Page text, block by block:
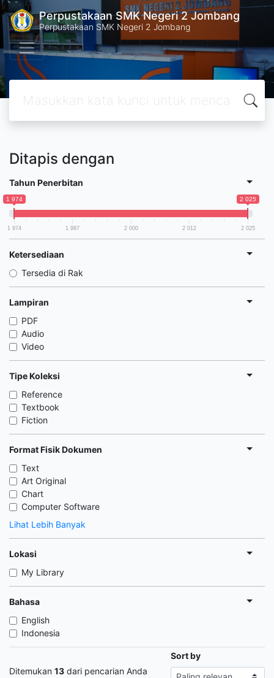
Perpustakaan SMK Negeri 2 Jombang
Perpustakaan SMK Negeri 2 Jombang
Ditapis dengan
Tahun Penerbitan
1 974 2 025
1 974 1 987 2 000 2 012 2 025
Ketersediaan
Tersedia di Rak
Lampiran
PDF
Audio
Video
Tipe Koleksi
Reference
Textbook
Fiction
Format Fisik Dokumen
Text
Art Original
Chart
Computer Software
Lihat Lebih Banyak
Lokasi
My Library
Bahasa
English
Indonesia
Ditemukan 13 dari pencarian Anda
Sort by